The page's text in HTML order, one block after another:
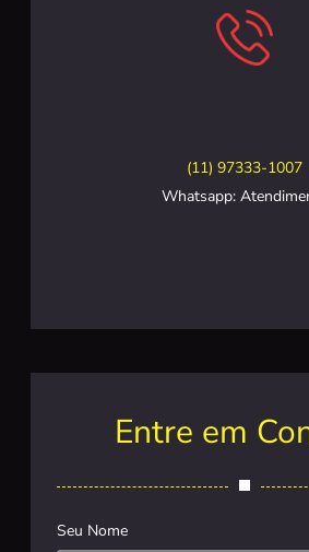
(11) 97333-1007
Whatsapp:
Entre em
Seu Nome